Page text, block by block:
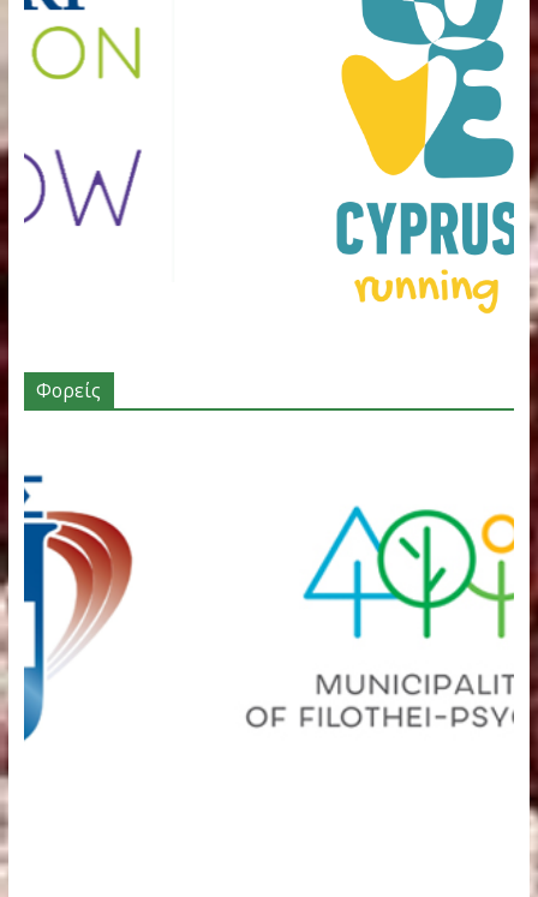
Νοεμβρίου 12, 2025 αγώνας ΑΟ Φιλοθέης
Κυριακιδεια
Την Κυριακή 30 Νοεμβρίου 2025, η Φιλοθέη γεμίζει ξανά με
ρυθμό, ενέργεια και έμπνευση για τα Κυριακίδεια! ΚΑΝΕ ΤΗΝ
ΕΓΓΡΑΦΗ
Read more
Χορηγοί – Υποστηρικτές